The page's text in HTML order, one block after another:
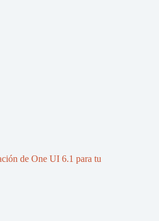
de One UI 6.1 para tu